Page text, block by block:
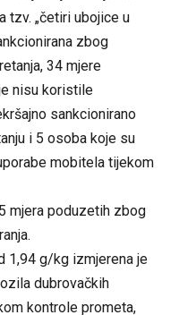
tzv. „četiri ubojice u
zbog
34 mjere
nisu koristile
sankcionirano
i 5 osoba koje su
mobitela tijekom
mjera poduzetih zbog
1,94 g/kg izmjerena je
dubrovačkih
kontrole prometa,